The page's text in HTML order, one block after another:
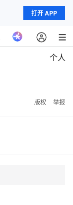
打开 APP
个人
版权 举报